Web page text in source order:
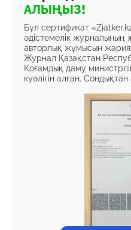
АЛЫҢЫЗ!
Бұл сертификат
әдістемелік журналының
авторлық жұмысын
Журнал Қазақстан
Қоғамдық даму
куәлігін алған.